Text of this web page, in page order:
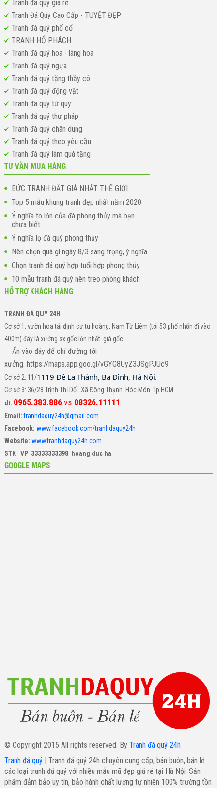
Tranh đá quý giá rẻ
Tranh Đá Qúy Cao Cấp - TUYỆT ĐẸP
Tranh đá quý phố cổ
TRANH HỔ PHÁCH
Tranh đá quý hoa - lãng hoa
Tranh đá quý ngựa
Tranh đá quý tặng thầy cô
Tranh đá quý động vật
Tranh đá quý tứ quý
Tranh đá quý thư pháp
Tranh đá quý chân dung
Tranh đá quý theo yêu cầu
Tranh đá quý làm quà tặng
TƯ VẤN MUA HÀNG
BỨC TRANH ĐẮT GIÁ NHẤT THẾ GIỚI
Top 5 mẫu khung tranh đẹp nhất năm 2020
Ý nghĩa to lớn của đá phong thủy mà bạn
chưa biết
Ý nghĩa lọ đá quý phong thủy
Nên chọn quà gì ngày 8/3 sang trọng, ý nghĩa
Chọn tranh đá quý hợp tuổi hợp phong thủy
10 mẫu tranh đá quý nên treo phòng khách
HỖ TRỢ KHÁCH HÀNG
TRANH ĐÁ QUÝ 24H
Cơ sở 1: vườn hoa tái định cư tu hoàng, Nam Từ Liêm (tới 53 phố nhổn đi vào
400m) đây là xưởng sx gốc lớn nhất. giá gốc.
Ấn vào đây để chỉ đường tới
xưởng. https://maps.app.goo.gl/vGYG8UyZ3JSgPJUc9
Cơ sở 2: 11/1119 Đê La Thành, Ba Đình, Hà Nội.
Cơ sở 3: 36/28 Trịnh Thị Dối. Xã Đông Thạnh. Hóc Môn. Tp.HCM
dt: 0965.383.886vs 08326.11111
Email: tranhdaquy24h@gmail.com
Facebook: www.facebook.com/tranhdaquy24h
Website: www.tranhdaquy24h.com
STK VP 33333333398 hoang duc ha
GOOGLE MAPS
© Copyright 2015 All rights reserved. By Tranh đá quý 24h
Tranh đá quý
| Tranh đá quý 24h chuyên cung cấp, bán buôn, bán lẻ
các loại tranh đá quý với nhiều mẫu mã đẹp giá rẻ tại Hà Nội. Sản
phẩm đảm bảo uy tín, bảo hành chất lượng tự nhiên 100% trường tồn